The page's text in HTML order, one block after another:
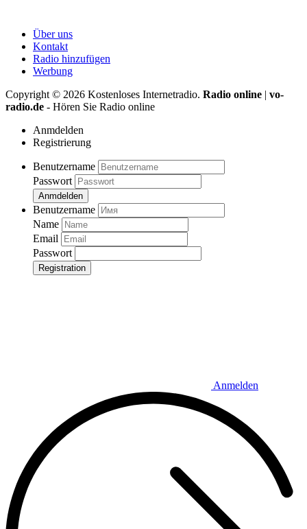
Über uns
Kontakt
Radio hinzufügen
Werbung
Copyright © 2026 Kostenloses Internetradio. Radio online | vo-
radio.de - Hören Sie Radio online
Anmdelden
Registrierung
Benutzername
Passwort
Anmdelden
Benutzername
Name
Email
Passwort
Registration
Anmelden